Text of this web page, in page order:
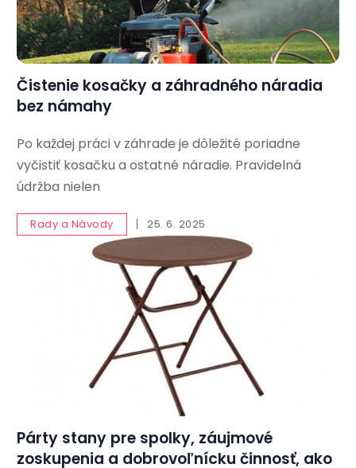
Čistenie kosačky a záhradného náradia
bez námahy
Po každej práci v záhrade je dôležité poriadne
vyčistiť kosačku a ostatné náradie. Pravidelná
údržba nielen
Rady a Návody 25. 6. 2025
Párty stany pre spolky, záujmové
zoskupenia a dobrovoľnícku činnosť, ako